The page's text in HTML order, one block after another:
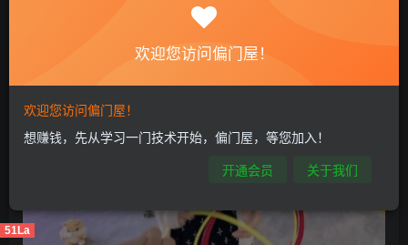
欢迎您访问偏门屋！
欢迎您访问偏门屋！
想赚钱，先从学习一门技术开始，偏门屋，等您加入！
开通会员
关于我们
51La